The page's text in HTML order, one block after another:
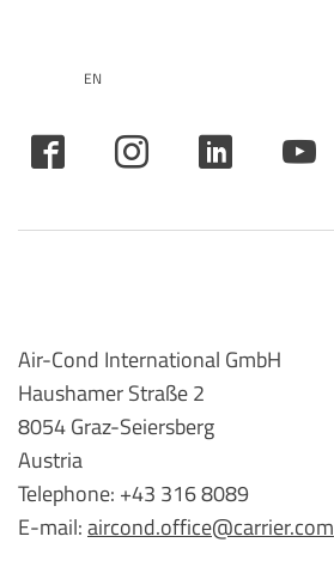
EN
Air-Cond International GmbH
Haushamer Straße 2
8054 Graz-Seiersberg
Austria
Telephone: +43 316 8089
E-mail:aircond.office@carrier.com